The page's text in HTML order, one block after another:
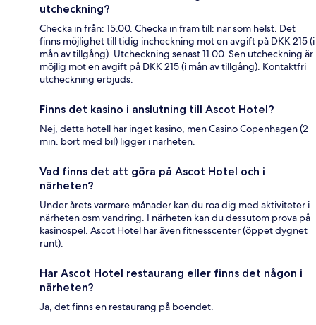
utcheckning?
Checka in från: 15.00. Checka in fram till: när som helst. Det
finns möjlighet till tidig incheckning mot en avgift på DKK 215 (i
mån av tillgång). Utcheckning senast 11.00. Sen utcheckning är
möjlig mot en avgift på DKK 215 (i mån av tillgång). Kontaktfri
utcheckning erbjuds.
Finns det kasino i anslutning till Ascot Hotel?
Nej, detta hotell har inget kasino, men Casino Copenhagen (2
min. bort med bil) ligger i närheten.
Vad finns det att göra på Ascot Hotel och i
närheten?
Under årets varmare månader kan du roa dig med aktiviteter i
närheten osm vandring. I närheten kan du dessutom prova på
kasinospel. Ascot Hotel har även fitnesscenter (öppet dygnet
runt).
Har Ascot Hotel restaurang eller finns det någon i
närheten?
Ja, det finns en restaurang på boendet.